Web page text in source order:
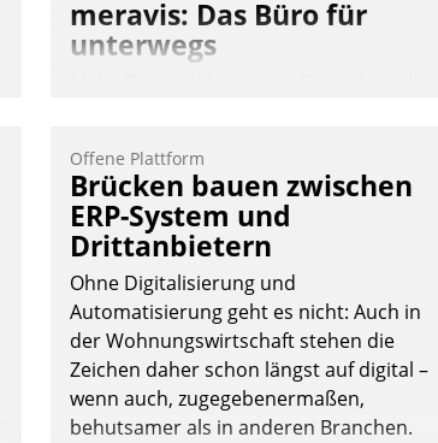
meravis: Das Büro für
unterwegs
Mitarbeiter von Datatrain. Die meravis
Wohnungsbau- und Immobilien GmbH
hat sich dabei für den Betrieb der Lösung
über die SAP Cloud Platform entschieden
- als erstes Unternehmen am
Wohnungsmarkt.
Andreas Lerchner
Offene Plattform
Brücken bauen zwischen
ERP-System und
Drittanbietern
Ohne Digitalisierung und
Automatisierung geht es nicht: Auch in
der Wohnungswirtschaft stehen die
Zeichen daher schon längst auf digital –
wenn auch, zugegebenermaßen,
behutsamer als in anderen Branchen.